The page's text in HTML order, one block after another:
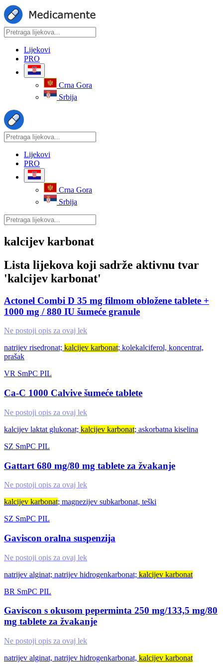
Lijekovi
PRO
Crna Gora
Srbija
Lijekovi
PRO
Crna Gora
Srbija
kalcijev karbonat
Lista lijekova koji sadrže aktivnu tvar
'kalcijev karbonat'
Actonel Combi D 35 mg filmom obložene tablete +
1000 mg / 880 IU šumeće granule
Ne postoji opis za ovaj lek
natrijev risedronat; kalcijev karbonat; kolekalciferol, koncentrat,
prašak
VR SmPC PIL
Ca-C 1000 Calvive šumeće tablete
Ne postoji opis za ovaj lek
kalcijev laktat glukonat; kalcijev karbonat; askorbatna kiselina
SZ SmPC PIL
Gattart 680 mg/80 mg tablete za žvakanje
Ne postoji opis za ovaj lek
kalcijev karbonat; magnezijev subkarbonat, teški
SZ SmPC PIL
Gaviscon oralna suspenzija
Ne postoji opis za ovaj lek
natrijev alginat; natrijev hidrogenkarbonat; kalcijev karbonat
BR SmPC PIL
Gaviscon s okusom peperminta 250 mg/133,5 mg/80
mg tablete za žvakanje
Ne postoji opis za ovaj lek
natrijev alginat, natrijev hidrogenkarbonat, kalcijev karbonat